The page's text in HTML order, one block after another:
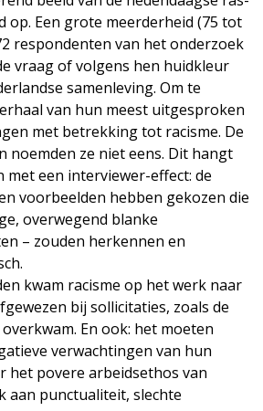
op. Een grote meerderheid (75 tot
respondenten van het onderzoek
vraag of volgens hen huidkleur
samenleving. Om te
van hun meest uitgesproken
met betrekking tot racisme. De
noemden ze niet eens. Dit hangt
met een interviewer-effect: de
voorbeelden hebben gekozen die
overwegend blanke
– zouden herkennen en
kwam racisme op het werk naar
bij sollicitaties, zoals de
En ook: het moeten
verwachtingen van hun
het povere arbeidsethos van
aan punctualiteit, slechte